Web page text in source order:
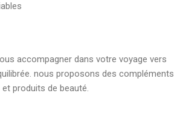
accompagner dans votre voyage vers
nous proposons des compléments
produits de beauté.